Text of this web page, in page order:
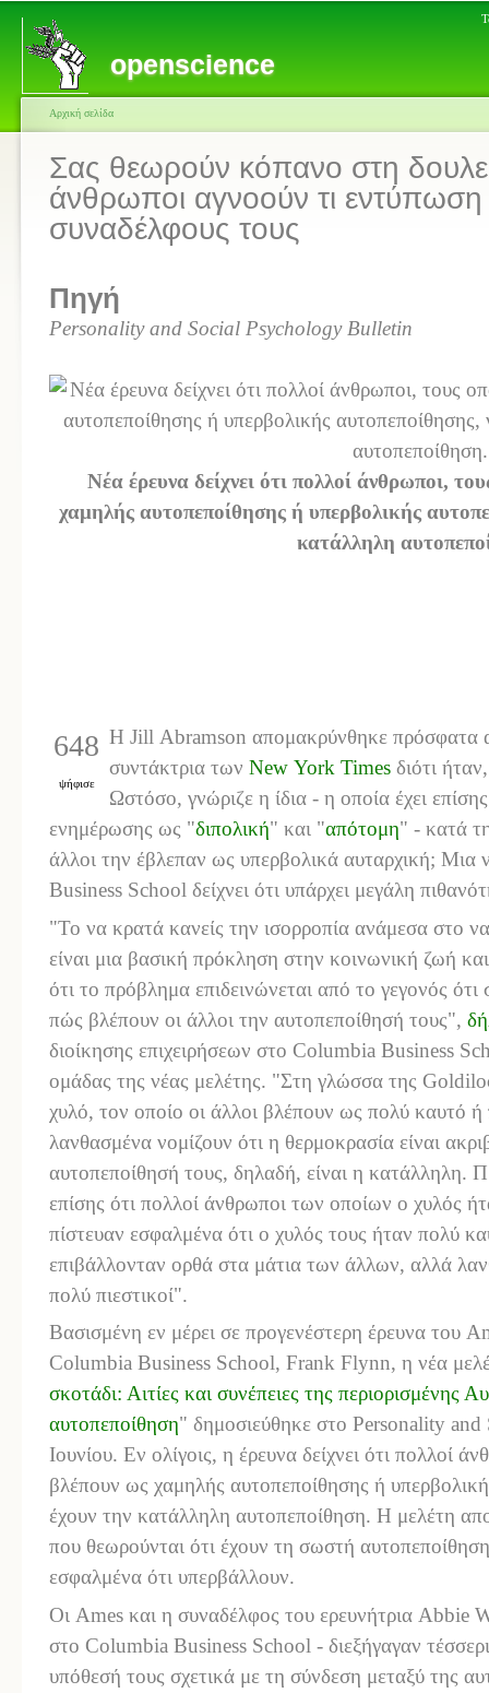
openscience
Αρχική σελίδα
Σας θεωρούν κόπανο στη
άνθρωποι αγνοούν τι εντύπωση
συναδέλφους τους
Πηγή
Personality and Social Psychology Bulletin
Νέα έρευνα δείχνει ότι πολλοί άνθρωποι,
χαμηλής αυτοπεποίθησης ή υπερβολικής
κατάλληλη
648
ψήφισε
Η Jill Abramson απομακρύνθηκε πρόσφατα
συντάκτρια των New York Times διότι
Ωστόσο, γνώριζε η ίδια - η οποία έχει
ενημέρωσης ως "διπολική" και "απότομη" - κατά
άλλοι την έβλεπαν ως υπερβολικά αυταρχική; Μια
Business School δείχνει ότι υπάρχει μεγάλη
"Το να κρατά κανείς την ισορροπία ανάμεσα στο να
είναι μια βασική πρόκληση στην κοινωνική ζωή
ότι το πρόβλημα επιδεινώνεται από το γεγονός
πώς βλέπουν οι άλλοι την αυτοπεποίθησή τους",
διοίκησης επιχειρήσεων στο Columbia Business
ομάδας της νέας μελέτης. "Στη γλώσσα της
χυλό, τον οποίο οι άλλοι βλέπουν ως πολύ καυτό ή
λανθασμένα νομίζουν ότι η θερμοκρασία είναι
αυτοπεποίθησή τους, δηλαδή, είναι η κατάλληλη.
επίσης ότι πολλοί άνθρωποι των οποίων ο χυλός
πίστευαν εσφαλμένα ότι ο χυλός τους ήταν πολύ
επιβάλλονταν ορθά στα μάτια των άλλων, αλλά
πολύ πιεστικοί".
Βασισμένη εν μέρει σε προγενέστερη έρευνα του
Columbia Business School, Frank Flynn, η νέα
σκοτάδι: Αιτίες και συνέπειες της περιορισμένης
αυτοπεποίθηση" δημοσιεύθηκε στο Personality and
Ιουνίου. Εν ολίγοις, η έρευνα δείχνει ότι πολλοί
βλέπουν ως χαμηλής αυτοπεποίθησης ή
έχουν την κατάλληλη αυτοπεποίθηση. Η μελέτη
που θεωρούνται ότι έχουν τη σωστή
εσφαλμένα ότι υπερβάλλουν.
Οι Ames και η συναδέλφος του ερευνήτρια Abbie
στο Columbia Business School - διεξήγαγαν
υπόθεσή τους σχετικά με τη σύνδεση μεταξύ της